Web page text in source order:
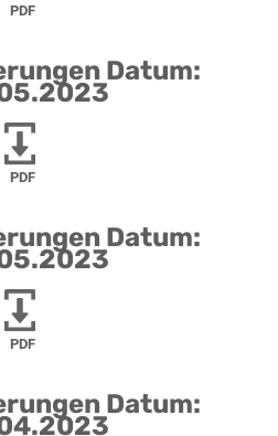
PDF
Datum:
PDF
Datum:
PDF
Datum: